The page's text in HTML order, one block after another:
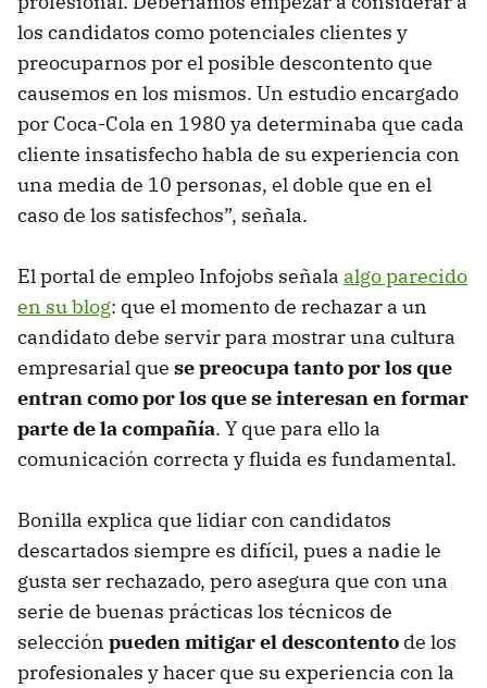
los candidatos como potenciales clientes y
preocuparnos por el posible descontento que
causemos en los mismos. Un estudio encargado
por Coca-Cola en 1980 ya determinaba que cada
cliente insatisfecho habla de su experiencia con
una media de 10 personas, el doble que en el
caso de los satisfechos”, señala.
El portal de empleo Infojobs señala algo parecido
en su blog: que el momento de rechazar a un
candidato debe servir para mostrar una cultura
empresarial que se preocupa tanto por los que
entran como por los que se interesan en formar
parte de la compañía. Y que para ello la
comunicación correcta y fluida es fundamental.
Bonilla explica que lidiar con candidatos
descartados siempre es difícil, pues a nadie le
gusta ser rechazado, pero asegura que con una
serie de buenas prácticas los técnicos de
selección pueden mitigar el descontento de los
profesionales y hacer que su experiencia con la